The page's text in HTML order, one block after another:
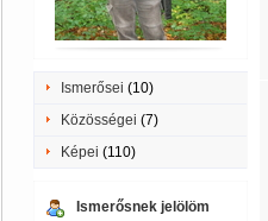
Ismerősei (10)
Közösségei (7)
Képei (110)
Ismerősnek jelölöm